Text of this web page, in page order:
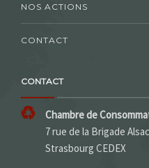
NOS ACTIONS
CONTACT
CONTACT
Chambre de
7 rue de la Brigade
Strasbourg CEDEX